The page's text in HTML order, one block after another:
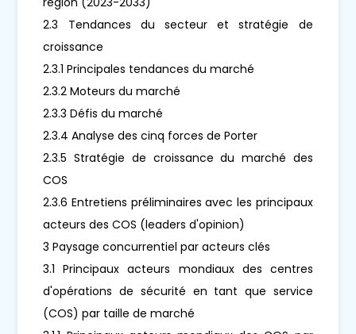
2.3 Tendances du secteur et stratégie de
croissance
2.3.1 Principales tendances du marché
2.3.2 Moteurs du marché
2.3.3 Défis du marché
2.3.4 Analyse des cinq forces de Porter
2.3.5 Stratégie de croissance du marché des
COS
2.3.6 Entretiens préliminaires avec les principaux
acteurs des COS (leaders d'opinion)
3 Paysage concurrentiel par acteurs clés
3.1 Principaux acteurs mondiaux des centres
d'opérations de sécurité en tant que service
(COS) par taille de marché